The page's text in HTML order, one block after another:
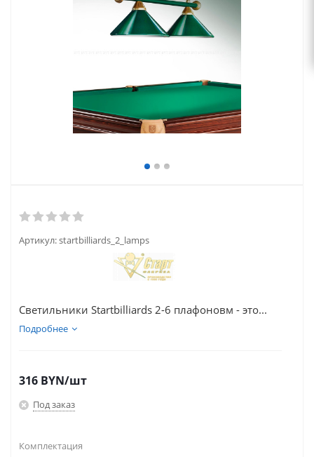
Артикул:startbilliards_2_lamps
Светильники Startbilliards 2-6 плафоновм - это...
Подробнее
316 BYN/шт
Под заказ
Комплектация